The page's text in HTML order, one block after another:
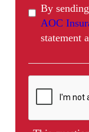
By
AOC
statement